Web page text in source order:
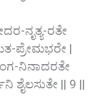
ನೃತ್ಯ-ರತೇ
ಪ್ರೇಮಭರೇ |
ನಿನಾದರತೇ
|| 9 ||